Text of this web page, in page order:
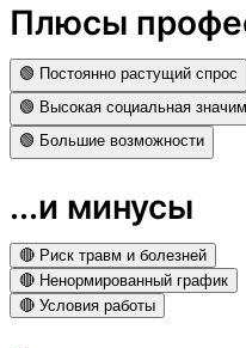
Плюсы
🟢 Постоянно растущий спрос
🟢 Высокая социальная
🟢 Большие возможности
...и минусы
🔴 Риск травм и болезней
🔴 Ненормированный график
🔴 Условия работы